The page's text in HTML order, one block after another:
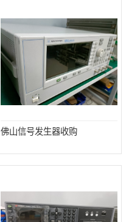
佛山信号发生器收购